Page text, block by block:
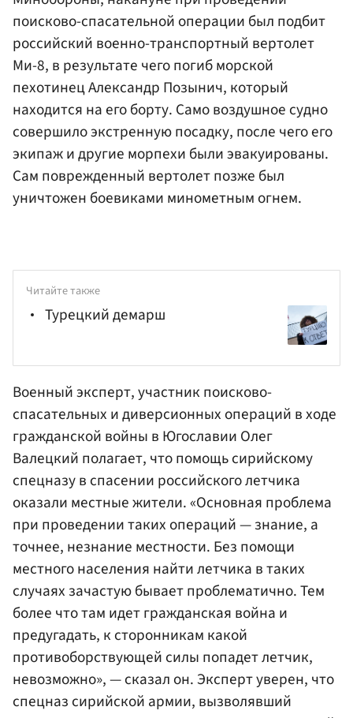
поисково-спасательной операции был подбит
российский военно-транспортный вертолет
Ми-8, в результате чего погиб морской
пехотинец Александр Позынич, который
находится на его борту. Само воздушное судно
совершило экстренную посадку, после чего его
экипаж и другие морпехи были эвакуированы.
Сам поврежденный вертолет позже был
уничтожен боевиками минометным огнем.
Читайте также
Турецкий демарш
Военный эксперт, участник поисково-
спасательных и диверсионных операций в ходе
гражданской войны в Югославии Олег
Валецкий полагает, что помощь сирийскому
спецназу в спасении российского летчика
оказали местные жители. «Основная проблема
при проведении таких операций — знание, а
точнее, незнание местности. Без помощи
местного населения найти летчика в таких
случаях зачастую бывает проблематично. Тем
более что там идет гражданская война и
предугадать, к сторонникам какой
противоборствующей силы попадет летчик,
невозможно», — сказал он. Эксперт уверен, что
спецназ сирийской армии, вызволявший